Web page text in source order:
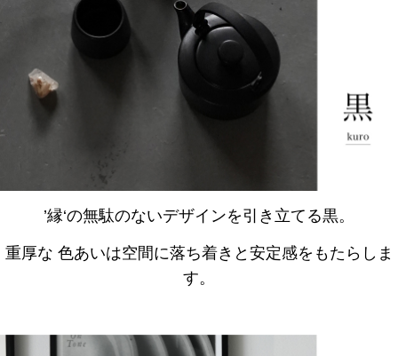
’縁‘の無駄のないデザインを引き立てる黒。
重厚な 色あいは空間に落ち着きと安定感をもたらしま
す。